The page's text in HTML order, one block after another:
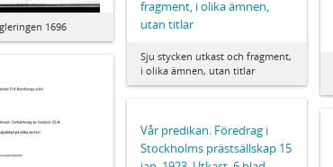
1696
fragment, i olika ämnen,
utan titlar
Sju stycken utkast och fragment,
i olika ämnen, utan titlar
Vår predikan. Föredrag i
Stockholms prästsällskap 15